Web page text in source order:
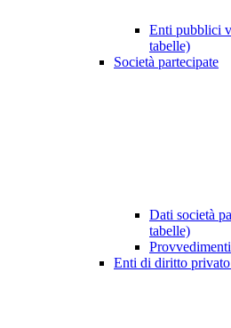
Enti pubblici
tabelle)
Società partecipate
Dati società
tabelle)
Provvedimenti
Enti di diritto